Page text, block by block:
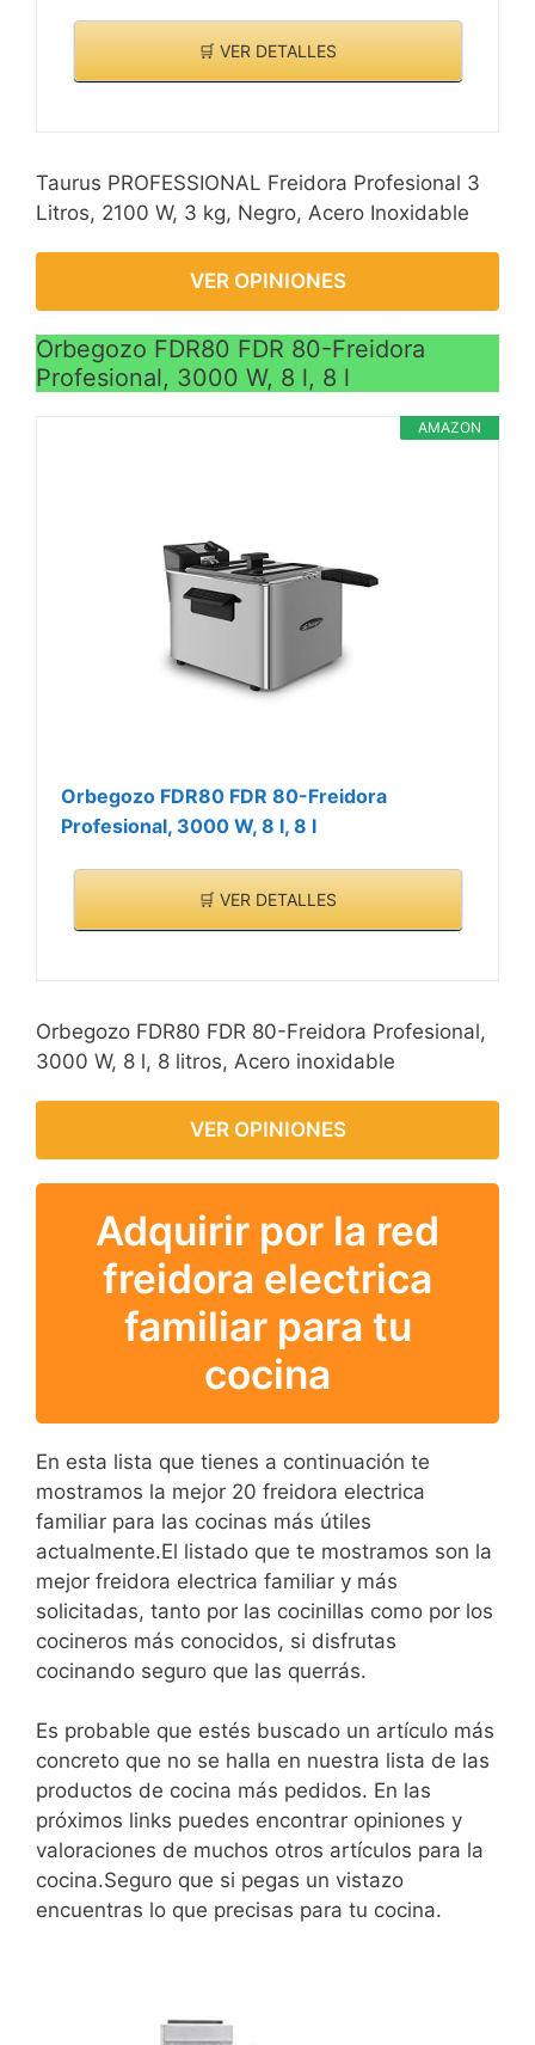
🛒 VER DETALLES
Taurus PROFESSIONAL Freidora Profesional 3
Litros, 2100 W, 3 kg, Negro, Acero Inoxidable
VER OPINIONES
Orbegozo FDR80 FDR 80-Freidora
Profesional, 3000 W, 8 l, 8 l
AMAZON
Orbegozo FDR80 FDR 80-Freidora
Profesional, 3000 W, 8 l, 8 l
🛒 VER DETALLES
Orbegozo FDR80 FDR 80-Freidora Profesional,
3000 W, 8 l, 8 litros, Acero inoxidable
VER OPINIONES
Adquirir por la red
freidora electrica
familiar para tu
cocina
En esta lista que tienes a continuación te
mostramos la mejor 20 freidora electrica
familiar para las cocinas más útiles
actualmente.El listado que te mostramos son la
mejor freidora electrica familiar y más
solicitadas, tanto por las cocinillas como por los
cocineros más conocidos, si disfrutas
cocinando seguro que las querrás.
Es probable que estés buscado un artículo más
concreto que no se halla en nuestra lista de las
productos de cocina más pedidos. En las
próximos links puedes encontrar opiniones y
valoraciones de muchos otros artículos para la
cocina.Seguro que si pegas un vistazo
encuentras lo que precisas para tu cocina.